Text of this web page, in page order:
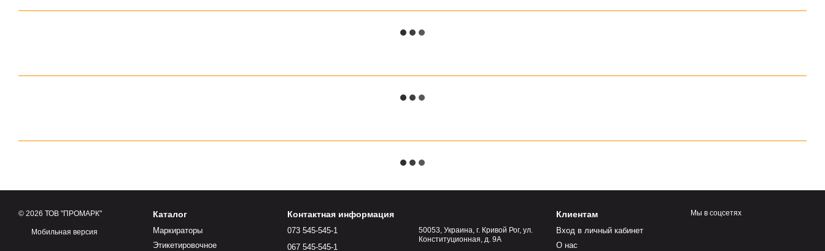
© 2026 ТОВ "ПРОМАРК"
Мобильная версия
Каталог
Маркираторы
Этикетировочное
Контактная информация
073 545-545-1
067 545-545-1
50053, Украина, г. Кривой Рог, ул.
Конституционная, д. 9А
Клиентам
Вход в личный кабинет
О нас
Мы в соцсетях